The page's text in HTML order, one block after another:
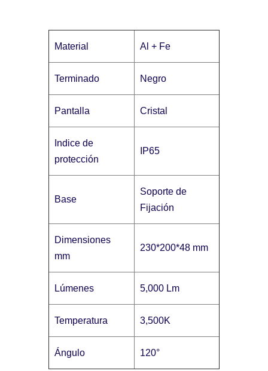
Material Al + Fe
Terminado Negro
Pantalla Cristal
Indice de
protección
IP65
Base
Soporte de
Fijación
Dimensiones
mm
230*200*48 mm
Lúmenes 5,000 Lm
Temperatura 3,500K
Ángulo 120°